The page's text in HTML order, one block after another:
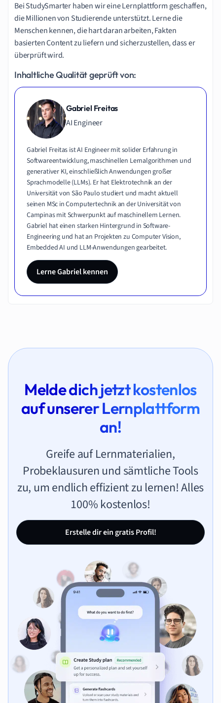
Bei StudySmarter haben wir eine Lernplattform geschaffen,
die Millionen von Studierende unterstützt. Lerne die
Menschen kennen, die hart daran arbeiten, Fakten
basierten Content zu liefern und sicherzustellen, dass er
überprüft wird.
Inhaltliche Qualität geprüft von:
Gabriel Freitas
AI Engineer
Gabriel Freitas ist AI Engineer mit solider Erfahrung in
Softwareentwicklung, maschinellen Lernalgorithmen und
generativer KI, einschließlich Anwendungen großer
Sprachmodelle (LLMs). Er hat Elektrotechnik an der
Universität von São Paulo studiert und macht aktuell
seinen MSc in Computertechnik an der Universität von
Campinas mit Schwerpunkt auf maschinellem Lernen.
Gabriel hat einen starken Hintergrund in Software-
Engineering und hat an Projekten zu Computer Vision,
Embedded AI und LLM-Anwendungen gearbeitet.
Lerne Gabriel kennen
Melde dich jetzt kostenlos
auf unserer Lernplattform
an!
Greife auf Lernmaterialien,
Probeklausuren und sämtliche Tools
zu, um endlich effizient zu lernen! Alles
100% kostenlos!
Erstelle dir ein gratis Profil!